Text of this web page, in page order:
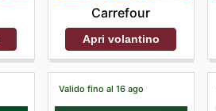
Carrefour
Apri volantino
Valido fino al 16 ago